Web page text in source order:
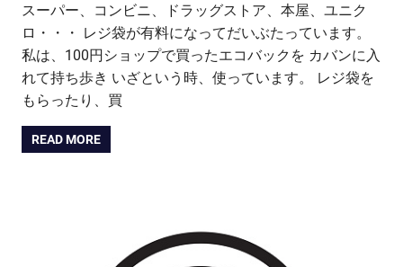
スーパー、コンビニ、ドラッグストア、本屋、ユニク
ロ・・・ レジ袋が有料になってだいぶたっています。
私は、100円ショップで買ったエコバックを カバンに入
れて持ち歩き いざという時、使っています。 レジ袋を
もらったり、買
READ MORE